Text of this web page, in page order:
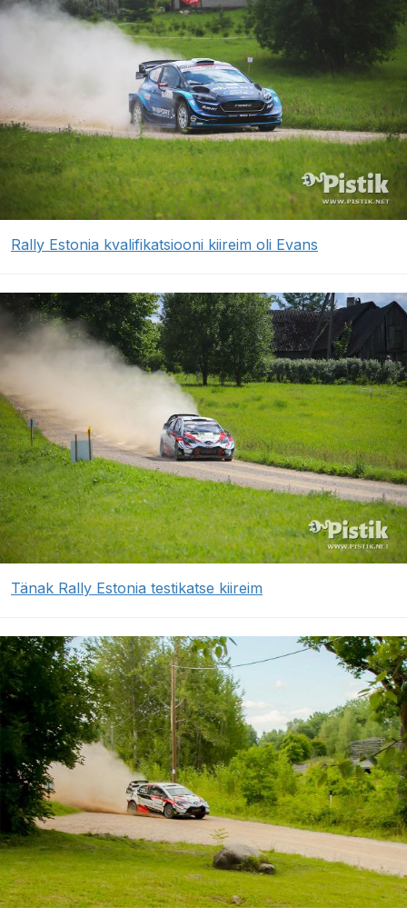
Rally Estonia kvalifikatsiooni kiireim oli Evans
Tänak Rally Estonia testikatse kiireim